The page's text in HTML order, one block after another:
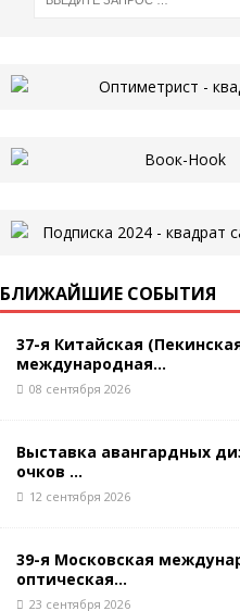
БЛИЖАЙШИЕ СОБЫТИЯ
37-я Китайская
международная...
08 сентября 2026
Выставка авангардных
очков ...
12 сентября 2026
39-я Московская
оптическая...
23 сентября 2026